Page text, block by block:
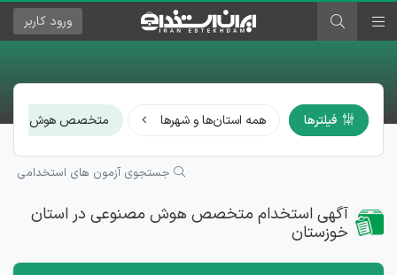
ورود کاربر
فیلترها همه استان‌ها و شهرها متخصص هوش
جستجوی آزمون های استخدامی
آگهی استخدام متخصص هوش مصنوعی در استان
خوزستان